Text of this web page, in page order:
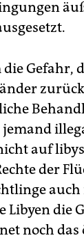
Gefahr,
jemand
auf
der
Libyen die
noch